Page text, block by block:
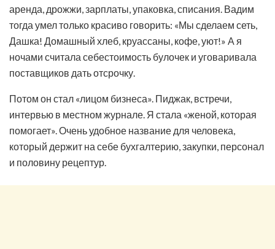
аренда, дрожжи, зарплаты, упаковка, списания. Вадим
тогда умел только красиво говорить: «Мы сделаем сеть,
Дашка! Домашный хлеб, круассаны, кофе, уют!» А я
ночами считала себестоимость булочек и уговаривала
поставщиков дать отсрочку.
Потом он стал «лицом бизнеса». Пиджак, встречи,
интервью в местном журнале. Я стала «женой, которая
помогает». Очень удобное название для человека,
который держит на себе бухгалтерию, закупки, персонал
и половину рецептур.